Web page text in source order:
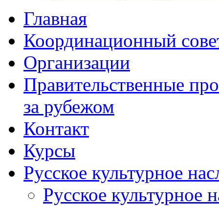
Главная
Координационный
Организации
Правительственные
за рубежом
Контакт
Курсы
Русское культурное
Русское культурное